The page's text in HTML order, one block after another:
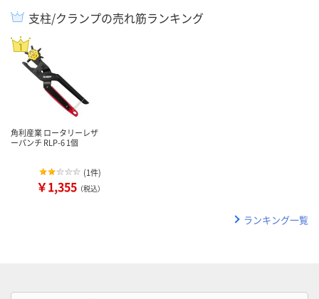
支柱/クランプの売れ筋ランキング
角利産業 ロータリーレザ
ーパンチ RLP-6 1個
(1件)
￥1,355 （税込）
ランキング一覧